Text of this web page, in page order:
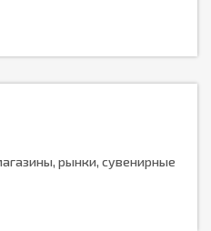
рынки, сувенирные